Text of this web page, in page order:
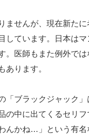
ませんが、現在新た
しています。日本は
。医師もまた例外で
あります。
「ブラックジャック
の中に出てくるセリ
んかね…」という有